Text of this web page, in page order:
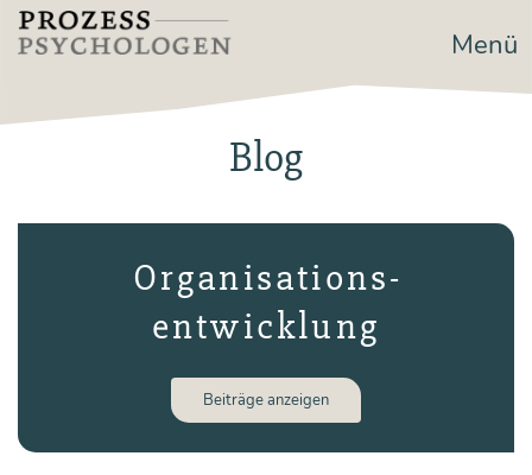
Zum
Inhalt
Prozesspsychologen Menü
Blog
Organisations­­
entwicklung
Bei­trä­ge anzeigen